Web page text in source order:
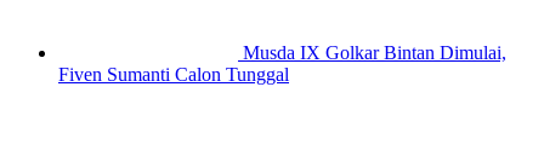
Musda IX Golkar Bintan Dimulai,
Fiven Sumanti Calon Tunggal